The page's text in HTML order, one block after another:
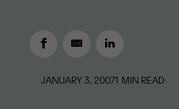
JANUARY 3, 20071 MIN READ